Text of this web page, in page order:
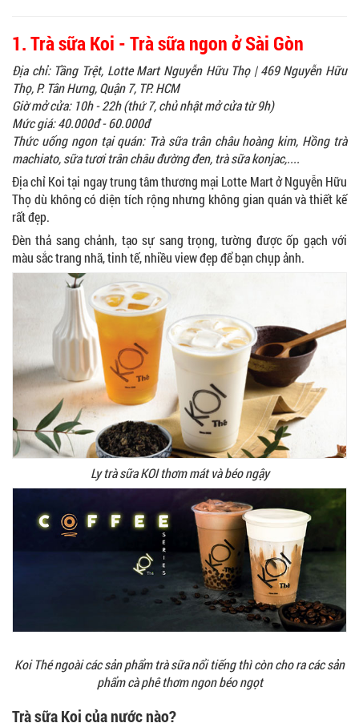
1. Trà sữa Koi - Trà sữa ngon ở Sài Gòn
Địa chỉ: Tầng Trệt, Lotte Mart Nguyễn Hữu Thọ | 469 Nguyễn Hữu
Thọ, P. Tân Hưng, Quận 7, TP. HCM
Giờ mở cửa: 10h - 22h (thứ 7, chủ nhật mở cửa từ 9h)
Mức giá: 40.000đ - 60.000đ
Thức uống ngon tại quán: Trà sữa trân châu hoàng kim, Hồng trà
machiato, sữa tươi trân châu đường đen, trà sữa konjac,....
Địa chỉ Koi tại ngay trung tâm thương mại Lotte Mart ở Nguyễn Hữu
Thọ dù không có diện tích rộng nhưng không gian quán và thiết kế
rất đẹp.
Đèn thả sang chảnh, tạo sự sang trọng, tường được ốp gạch với
màu sắc trang nhã, tinh tế, nhiều view đẹp để bạn chụp ảnh.
Ly trà sữa KOI thơm mát và béo ngậy
Koi Thé ngoài các sản phẩm trà sữa nổi tiếng thì còn cho ra các sản
phẩm cà phê thơm ngon béo ngọt
Trà sữa Koi của nước nào?